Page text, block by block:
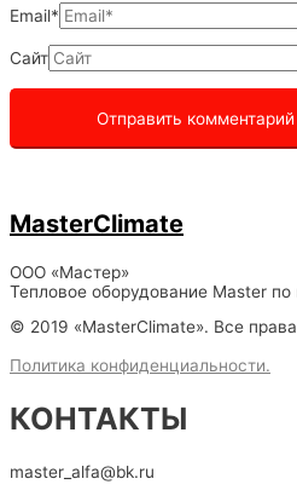
Email*
Сайт
MasterClimate
ООО «Мастер»
Тепловое оборудование Master по
© 2019 «MasterClimate». Все
Политика конфиденциальности.
КОНТАКТЫ
master_alfa@bk.ru